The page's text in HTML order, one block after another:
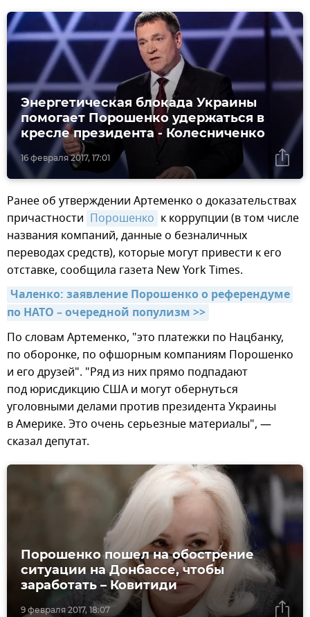
16 февраля 2017, 17:01
Энергетическая блокада Украины
помогает Порошенко удержаться в
кресле президента - Колесниченко
Ранее об утверждении Артеменко о доказательствах
причастности Порошенко к коррупции (в том числе
названия компаний, данные о безналичных
переводах средств), которые могут привести к его
отставке, сообщила газета New York Times.
Чаленко: заявление Порошенко о референдуме
по НАТО – очередной популизм >>
По словам Артеменко, "это платежки по Нацбанку,
по оборонке, по офшорным компаниям Порошенко
и его друзей". "Ряд из них прямо подпадают
под юрисдикцию США и могут обернуться
уголовными делами против президента Украины
в Америке. Это очень серьезные материалы", —
сказал депутат.
9 февраля 2017, 18:07
Порошенко пошел на обострение
ситуации на Донбассе, чтобы
заработать – Ковитиди